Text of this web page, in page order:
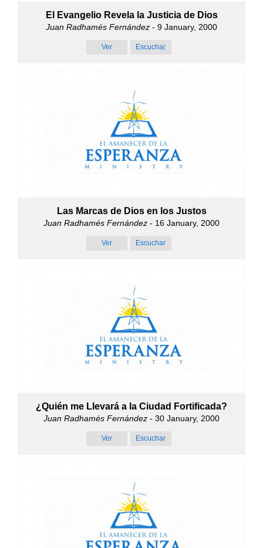
El Evangelio Revela la Justicia de Dios
Juan Radhamés Fernández - 9 January, 2000
Ver Escuchar
Las Marcas de Dios en los Justos
Juan Radhamés Fernández - 16 January, 2000
Ver Escuchar
¿Quién me Llevará a la Ciudad Fortificada?
Juan Radhamés Fernández - 30 January, 2000
Ver Escuchar